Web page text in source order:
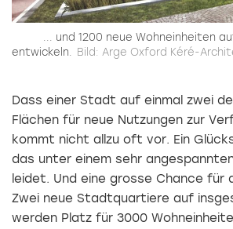
... und 1200 neue Wohneinheiten
entwickeln.
Bild: Arge Oxford Kéré-
Dass einer Stadt auf einmal zwei
Flächen für neue Nutzungen zur
kommt nicht allzu oft vor. Ein
das unter einem sehr
leidet. Und eine grosse Chance für
Zwei neue Stadtquartiere auf
werden Platz für 3000